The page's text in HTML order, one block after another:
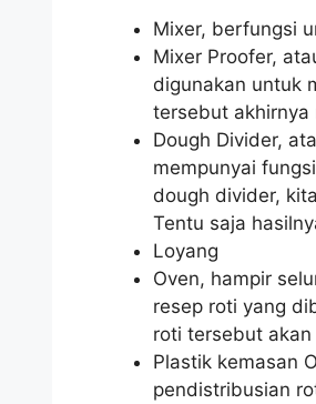
Mixer, berfungsi
Mixer Proofer,
digunakan untuk
tersebut akhirnya
Dough Divider,
mempunyai
dough divider,
Tentu saja
Loyang
Oven, hampir
resep roti yang
roti tersebut
Plastik kemasan
pendistribusian